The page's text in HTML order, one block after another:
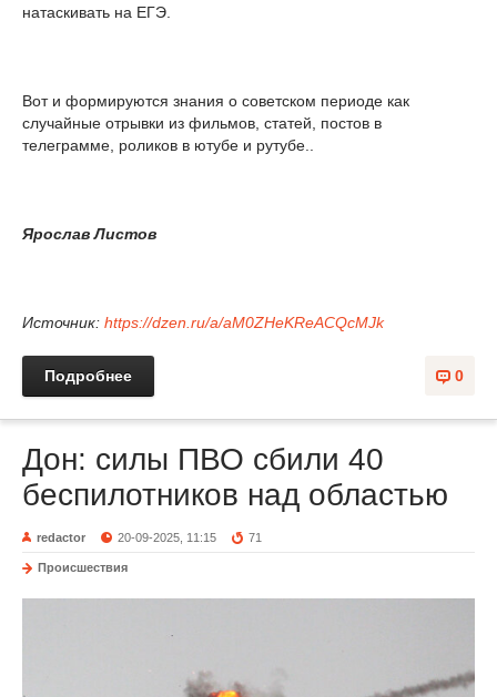
натаскивать на ЕГЭ.
Вот и формируются знания о советском периоде как
случайные отрывки из фильмов, статей, постов в
телеграмме, роликов в ютубе и рутубе..
Ярослав Листов
Источник: https://dzen.ru/a/aM0ZHeKReACQcMJk
0
Подробнее
Дон: силы ПВО сбили 40
беспилотников над областью
redactor 20-09-2025, 11:15 71
Происшествия